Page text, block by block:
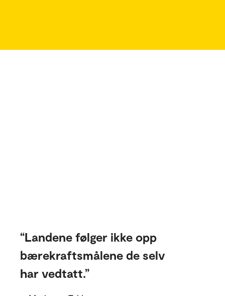
Landene følger ikke opp
bærekraftsmålene de selv
har vedtatt.